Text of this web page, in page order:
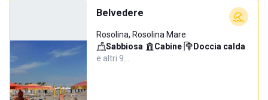
Belvedere
Rosolina, Rosolina Mare
Sabbiosa· Cabine· Doccia calda·
e altri 9…